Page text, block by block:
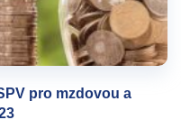
pro mzdovou a